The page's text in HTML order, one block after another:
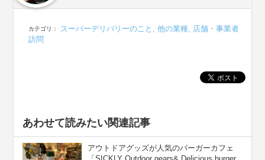
カテゴリ： スーパーデリバリーのこと ,他の業種
店舗・事業者
訪問
あわせて読みたい関連記事
アウトドアグッズが人気のバーガーカフェ